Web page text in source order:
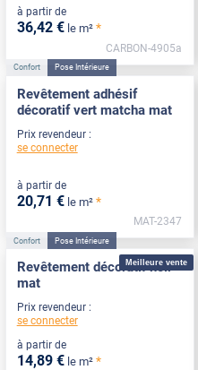
à partir de
36,42 € le m² *
CARBON-4905a
Confort Pose Intérieure
Revêtement adhésif
décoratif vert matcha mat
Prix revendeur :
se connecter
à partir de
20,71 € le m² *
MAT-2347
Meilleure vente
Confort Pose Intérieure
Revêtement décoratif noir
mat
Prix revendeur :
se connecter
à partir de
14,89 € le m² *